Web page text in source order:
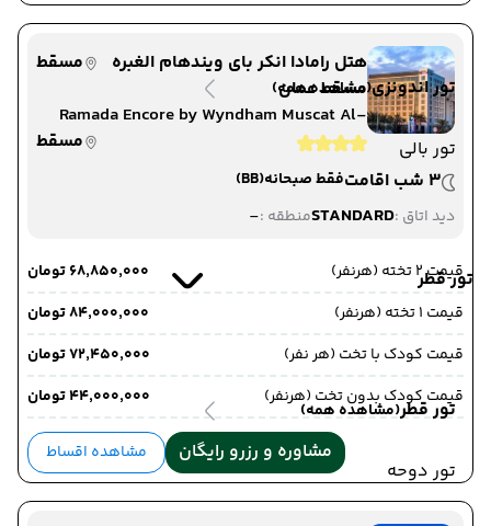
تور اندونزی(مشاهده همه)
تور بالی
تور قطر
تور قطر(مشاهده همه)
تور دوحه
هتل رامادا انکر بای ویندهام الغبره
مسقط عمان
مسقط
Ramada Encore by Wyndham Muscat Al-
Ghubra
مسقط
3 شب اقامت
فقط صبحانه(BB)
دید اتاق :STANDARDمنطقه :-
قیمت 2 تخته (هرنفر)
۶۸٬۸۵۰٬۰۰۰ تومان
قیمت 1 تخته (هرنفر)
۸۴٬۰۰۰٬۰۰۰ تومان
قیمت کودک با تخت (هر نفر)
۷۲٬۴۵۰٬۰۰۰ تومان
قیمت کودک بدون تخت (هرنفر)
۴۴٬۰۰۰٬۰۰۰ تومان
مشاوره و رزرو رایگان مشاهده اقساط